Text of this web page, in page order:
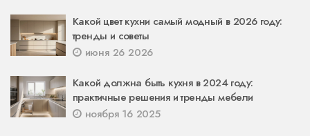
Какой цвет кухни самый модный в 2026 году:
тренды и советы
июня 26 2026
Какой должна быть кухня в 2024 году:
практичные решения и тренды мебели
ноября 16 2025